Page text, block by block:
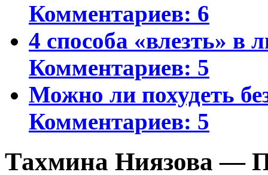
Комментариев: 6
4 способа «влезть» в
Комментариев: 5
Можно ли похудеть
Комментариев: 5
Тахмина Ниязова —